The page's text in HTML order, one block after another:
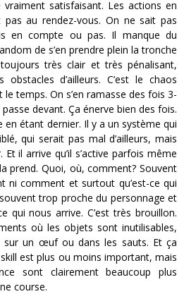
satisfaisant. Les actions en
pas au rendez-vous. On ne sait pas
en compte ou pas. Il manque du
de s’en prendre plein la tronche
très clair et très pénalisant,
obstacles d’ailleurs. C’est le chaos
temps. On s’en ramasse des fois 3-
devant. Ça énerve bien des fois.
en étant dernier. Il y a un système qui
qui serait pas mal d’ailleurs, mais
Et il arrive qu’il s’active parfois même
prend. Quoi, où, comment? Souvent
ni comment et surtout qu’est-ce qui
trop proche du personnage et
qui nous arrive. C’est très brouillon.
où les objets sont inutilisables,
sur un œuf ou dans les sauts. Et ça
est plus ou moins important, mais
sont clairement beaucoup plus
course.